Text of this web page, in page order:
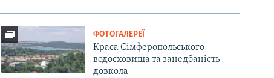
ФОТОГАЛЕРЕЇ
Краса Сімферопольського
водосховища та занедбаність
довкола